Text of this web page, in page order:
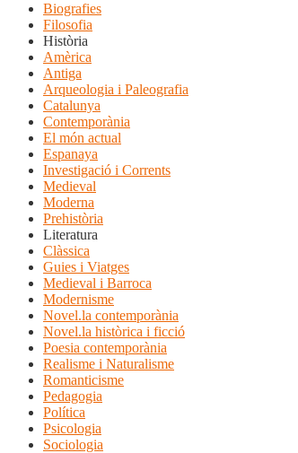
Biografies
Filosofia
Història
Amèrica
Antiga
Arqueologia i Paleografia
Catalunya
Contemporània
El món actual
Espanaya
Investigació i Corrents
Medieval
Moderna
Prehistòria
Literatura
Clàssica
Guies i Viatges
Medieval i Barroca
Modernisme
Novel.la contemporània
Novel.la històrica i ficció
Poesia contemporània
Realisme i Naturalisme
Romanticisme
Pedagogia
Política
Psicologia
Sociologia